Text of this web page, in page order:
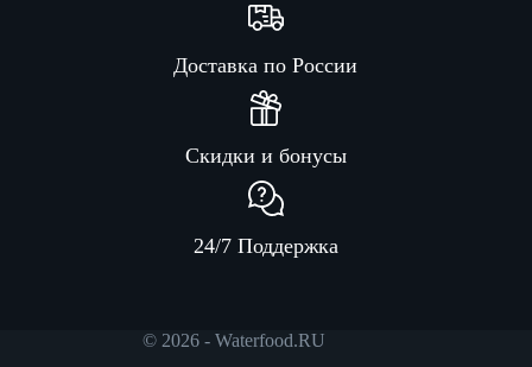
Доставка по России
Скидки и бонусы
24/7 Поддержка
© 2026 - Waterfood.RU